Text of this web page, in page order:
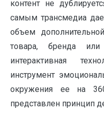
контент не
самым трансмедиа
объем
товара, бренда
интерактивная
инструмент
окружения ее на
представлен принцип